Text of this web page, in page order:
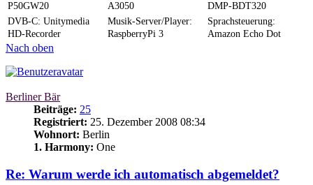
P50GW20
A3050
DMP-BDT320
DVB-C: Unitymedia
HD-Recorder
Musik-Server/Player:
RaspberryPi 3
Sprachsteuerung:
Amazon Echo Dot
Nach oben
Berliner Bär
Beiträge: 25
Registriert: 25. Dezember 2008 08:34
Wohnort: Berlin
1. Harmony: One
Re: Warum werde ich automatisch abgemeldet?